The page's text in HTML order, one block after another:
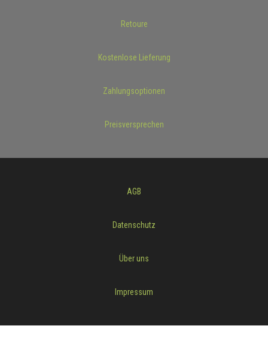
Retoure
Kostenlose Lieferung
Zahlungsoptionen
Preisversprechen
AGB
Datenschutz
Über uns
Impressum